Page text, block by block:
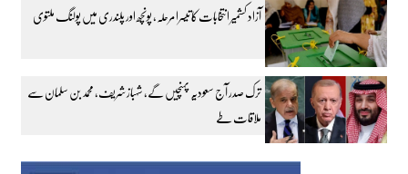
آزاد کشمیر انتخابات کا تیسرا مرحلہ، پونچھ اور پلندری میں پولنگ ملتوی
ترک صدر آج سعودیہ پہنچیں گے، شہباز شریف، محمد بن سلمان سے
ملاقات طے